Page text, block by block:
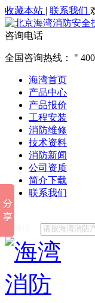
收藏本站 | 联系我们
咨询电话
全国咨询热线：
海湾首页
产品中心
产品报价
工程安装
消防维修
技术资料
消防新闻
公司资质
简介下载
联系我们
他们都在搜索: